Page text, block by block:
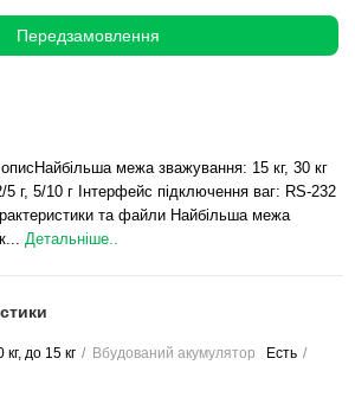
Передзамовлення
межа зважування: 15 кг, 30 кг
5 г, 5/10 г Інтерфейс підключення ваг: RS-232
та файли Найбільша межа
Детальніше..
кг, до 15 кг Вбудований акумулятор
Есть